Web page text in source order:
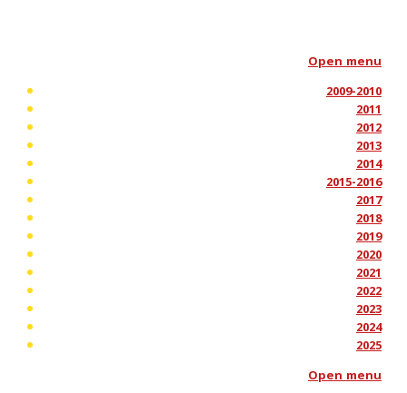
Open menu
2009-2010
2011
2012
2013
2014
2015-2016
2017
2018
2019
2020
2021
2022
2023
2024
2025
Open menu